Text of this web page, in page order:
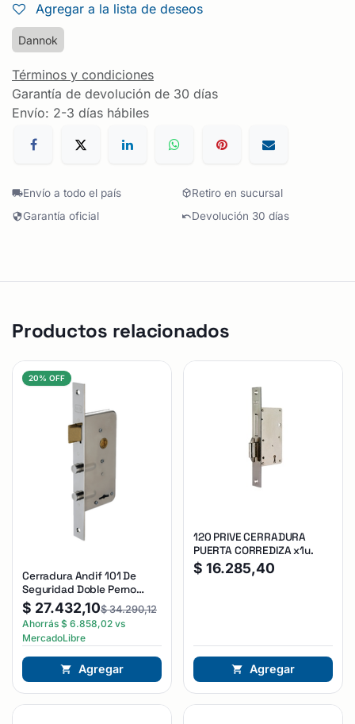
Agregar a la lista de deseos
Dannok
Términos y condiciones
Garantía de devolución de 30 días
Envío: 2-3 días hábiles
Envío a todo el país
Retiro en sucursal
Garantía oficial
Devolución 30 días
Productos relacionados
20% OFF
Cerradura Andif 101 De
Seguridad Doble Perno
Reforzada Plateado
$ 27.432,10$34.290,12
Ahorrás $ 6.858,02 vs
MercadoLibre
Agregar
120 PRIVE CERRADURA
PUERTA CORREDIZA x1u.
$ 16.285,40
Agregar